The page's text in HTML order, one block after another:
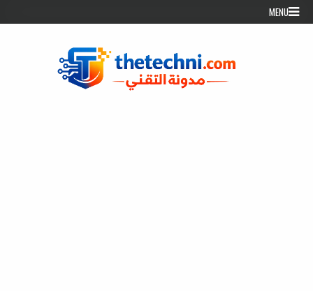
Skip to content
MENU